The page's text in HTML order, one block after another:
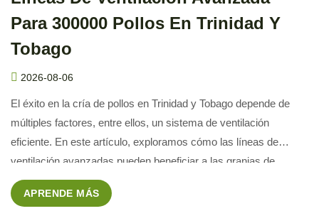
Para 300000 Pollos En Trinidad Y
Tobago
2026-08-06
El éxito en la cría de pollos en Trinidad y Tobago depende de
múltiples factores, entre ellos, un sistema de ventilación
eficiente. En este artículo, exploramos cómo las líneas de
ventilación avanzadas pueden beneficiar a las granjas de
300,000 pollos, y cómo Livi Machinery puede proporcionar las
soluciones adecuadas. La Importancia de la Ventilación en […]
APRENDE MÁS